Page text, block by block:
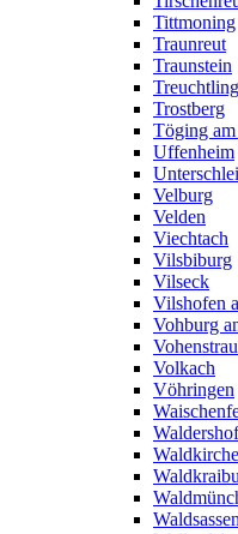
Tittmoning
Traunreut
Traunstein
Trostberg
Töging
Uffenheim
Velburg
Velden
Viechtach
Vilsbiburg
Vilseck
Vilshofen
Vohburg
Volkach
Vöhringen
Waldershof
Waldsassen